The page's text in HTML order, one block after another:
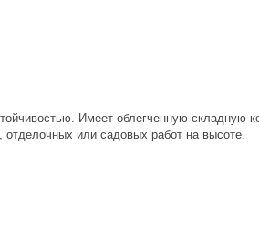
Имеет облегченную складную
или садовых работ на высоте.